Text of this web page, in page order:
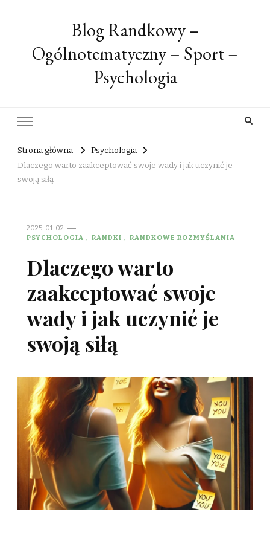
Blog Randkowy –
Ogólnotematyczny – Sport –
Psychologia
Strona główna
Psychologia
Dlaczego warto zaakceptować swoje wady i jak uczynić je
swoją siłą
2025-01-02
PSYCHOLOGIA
RANDKI RANDKOWE ROZMYŚLANIA
Dlaczego warto
zaakceptować swoje
wady i jak uczynić je
swoją siłą